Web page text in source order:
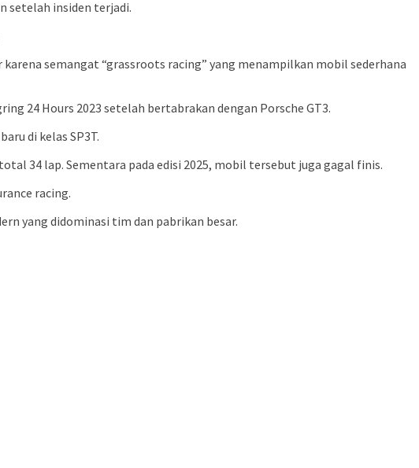
setelah insiden terjadi.
semangat “grassroots racing” yang menampilkan mobil sederhana
24 Hours 2023 setelah bertabrakan dengan Porsche GT3.
di kelas SP3T.
34 lap. Sementara pada edisi 2025, mobil tersebut juga gagal finis.
racing.
yang didominasi tim dan pabrikan besar.